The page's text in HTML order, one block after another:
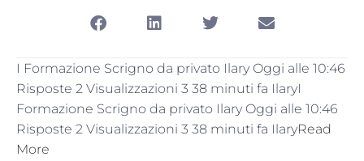
I Formazione Scrigno da privato Ilary Oggi alle 10:46
Risposte 2 Visualizzazioni 3 38 minuti fa IlaryI
Formazione Scrigno da privato Ilary Oggi alle 10:46
Risposte 2 Visualizzazioni 3 38 minuti fa IlaryRead
More